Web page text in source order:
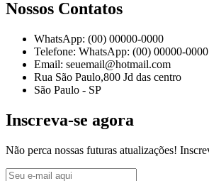
Nossos Contatos
WhatsApp: (00) 00000-0000
Telefone: WhatsApp: (00) 00000-0000
Email: seuemail@hotmail.com
Rua São Paulo,800 Jd das centro
São Paulo - SP
Inscreva-se agora
Não perca nossas futuras atualizações!